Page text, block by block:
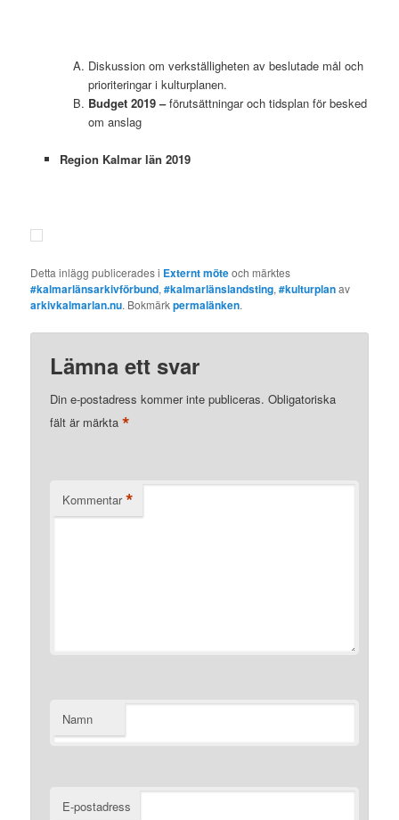
Diskussion om verkställigheten av beslutade mål och
prioriteringar i kulturplanen.
Budget 2019 –förutsättningar och tidsplan för besked
om anslag
Region Kalmar län 2019
Detta inlägg publicerades i Externt möteoch märktes
#kalmarlänsarkivförbund,#kalmarlänslandsting,#kulturplanav
arkivkalmarlan.nu. Bokmärkpermalänken.
Lämna ett svar
Din e-postadress kommer inte publiceras. Obligatoriska
fält är märkta*
Kommentar *
Namn
E-postadress